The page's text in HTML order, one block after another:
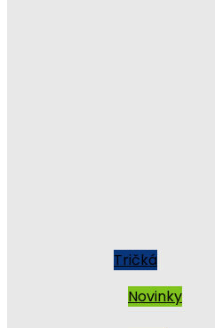
Tričká
Novinky